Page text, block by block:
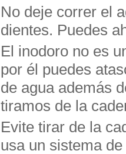
No deje correr el
dientes. Puedes
El inodoro no es
por él puedes
de agua además
tiramos de la
Evite tirar de la
usa un sistema